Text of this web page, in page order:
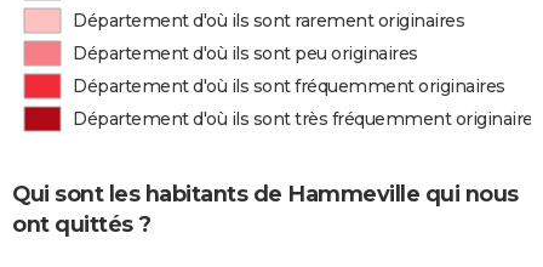
Département d'où ils sont rarement originaires
Département d'où ils sont peu originaires
Département d'où ils sont fréquemment originaires
Département d'où ils sont très fréquemment originaires
Qui sont les habitants de Hammeville qui nous
ont quittés ?